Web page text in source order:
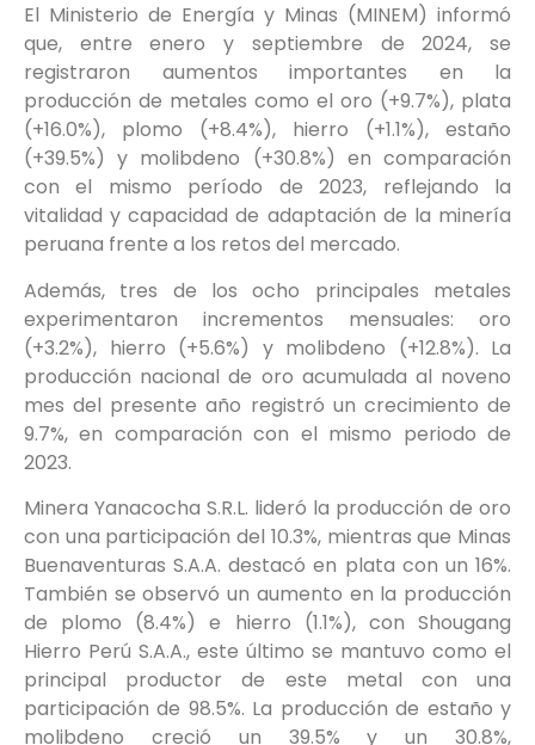
El Ministerio de Energía y Minas (MINEM) informó
que, entre enero y septiembre de 2024, se
registraron aumentos importantes en la
producción de metales como el oro (+9.7%), plata
(+16.0%), plomo (+8.4%), hierro (+1.1%), estaño
(+39.5%) y molibdeno (+30.8%) en comparación
con el mismo período de 2023, reflejando la
vitalidad y capacidad de adaptación de la minería
peruana frente a los retos del mercado.
Además, tres de los ocho principales metales
experimentaron incrementos mensuales: oro
(+3.2%), hierro (+5.6%) y molibdeno (+12.8%). La
producción nacional de oro acumulada al noveno
mes del presente año registró un crecimiento de
9.7%, en comparación con el mismo periodo de
2023.
Minera Yanacocha S.R.L. lideró la producción de oro
con una participación del 10.3%, mientras que Minas
Buenaventuras S.A.A. destacó en plata con un 16%.
También se observó un aumento en la producción
de plomo (8.4%) e hierro (1.1%), con Shougang
Hierro Perú S.A.A., este último se mantuvo como el
principal productor de este metal con una
participación de 98.5%. La producción de estaño y
molibdeno creció un 39.5% y un 30.8%,